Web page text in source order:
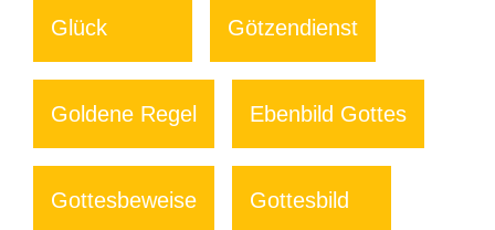
Glück Götzendienst
Goldene Regel Ebenbild Gottes
Gottesbeweise Gottesbild